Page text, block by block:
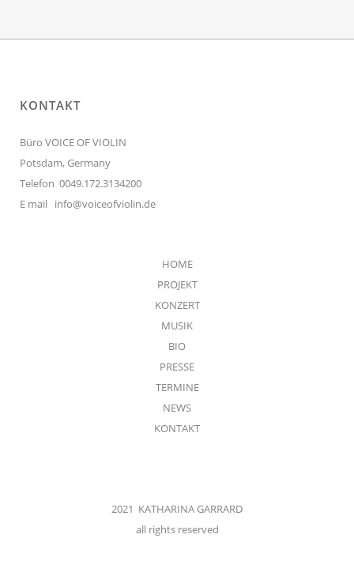
KONTAKT
Büro VOICE OF VIOLIN
Potsdam, Germany
Telefon 0049.172.3134200
E mail info@voiceofviolin.de
HOME
PROJEKT
KONZERT
MUSIK
BIO
PRESSE
TERMINE
NEWS
KONTAKT
2021 KATHARINA GARRARD
all rights reserved